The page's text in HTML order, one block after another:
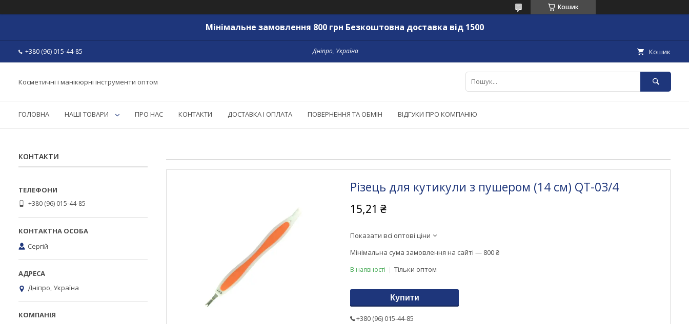
Кошик
Мінімальне замовлення 800 грн Безкоштовна доставка від 1500
+380 (96) 015-44-85 Дніпро, Україна Кошик
Косметичні і манікюрні інструменти оптом
ГОЛОВНА НАШІ ТОВАРИ ПРО НАС КОНТАКТИ ДОСТАВКА І ОПЛАТА ПОВЕРНЕННЯ ТА ОБМІН ВІДГУКИ ПРО КОМПАНІЮ
Різець для кутикули з пушером (14 см) QT-03/4
15,21 ₴
Показати всі оптові ціни
Мінімальна сума замовлення на сайті — 800 ₴
В наявності Тільки оптом
Купити
+380 (96) 015-44-85
КОНТАКТИ
+380 (96) 015-44-85
Сергій
Дніпро, Україна